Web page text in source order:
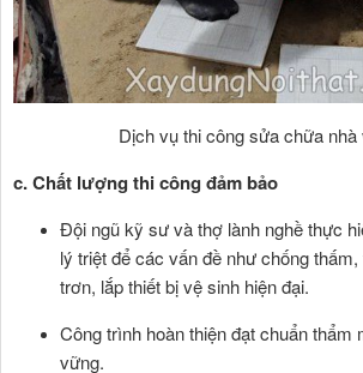
Dịch vụ thi công sửa chữa nhà
c. Chất lượng thi công đảm bảo
Đội ngũ kỹ sư và thợ lành nghề thực
lý triệt để các vấn đề như chống
trơn, lắp thiết bị vệ sinh hiện đại.
Công trình hoàn thiện đạt chuẩn thẩm
vững.